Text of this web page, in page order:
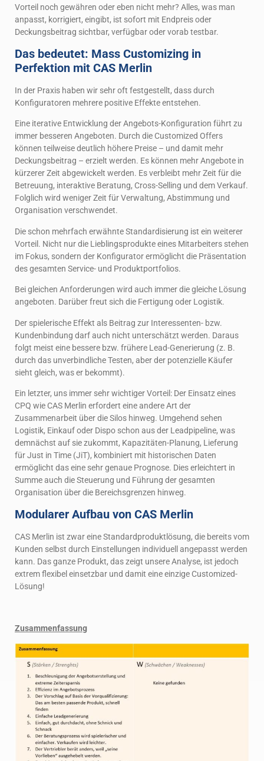
Vorteil noch gewähren oder eben nicht mehr? Alles, was man
anpasst, korrigiert, eingibt, ist sofort mit Endpreis oder
Deckungsbeitrag sichtbar, verfügbar oder vorab testbar.
Das bedeutet: Mass Customizing in
Perfektion mit CAS Merlin
In der Praxis haben wir sehr oft festgestellt, dass durch
Konfiguratoren mehrere positive Effekte entstehen.
Eine iterative Entwicklung der Angebots-Konfiguration führt zu
immer besseren Angeboten. Durch die Customized Offers
können teilweise deutlich höhere Preise – und damit mehr
Deckungsbeitrag – erzielt werden. Es können mehr Angebote in
kürzerer Zeit abgewickelt werden. Es verbleibt mehr Zeit für die
Betreuung, interaktive Beratung, Cross-Selling und dem Verkauf.
Folglich wird weniger Zeit für Verwaltung, Abstimmung und
Organisation verschwendet.
Die schon mehrfach erwähnte Standardisierung ist ein weiterer
Vorteil. Nicht nur die Lieblingsprodukte eines Mitarbeiters stehen
im Fokus, sondern der Konfigurator ermöglicht die Präsentation
des gesamten Service- und Produktportfolios.
Bei gleichen Anforderungen wird auch immer die gleiche Lösung
angeboten. Darüber freut sich die Fertigung oder Logistik.
Der spielerische Effekt als Beitrag zur Interessenten- bzw.
Kundenbindung darf auch nicht unterschätzt werden. Daraus
folgt meist eine bessere bzw. frühere Lead-Generierung (z. B.
durch das unverbindliche Testen, aber der potenzielle Käufer
sieht gleich, was er bekommt).
Ein letzter, uns immer sehr wichtiger Vorteil: Der Einsatz eines
CPQ wie CAS Merlin erfordert eine andere Art der
Zusammenarbeit über die Silos hinweg. Umgehend sehen
Logistik, Einkauf oder Dispo schon aus der Leadpipeline, was
demnächst auf sie zukommt, Kapazitäten-Planung, Lieferung
für Just in Time (JiT), kombiniert mit historischen Daten
ermöglicht das eine sehr genaue Prognose. Dies erleichtert in
Summe auch die Steuerung und Führung der gesamten
Organisation über die Bereichsgrenzen hinweg.
Modularer Aufbau von CAS Merlin
CAS Merlin ist zwar eine Standardproduktlösung, die bereits vom
Kunden selbst durch Einstellungen individuell angepasst werden
kann. Das ganze Produkt, das zeigt unsere Analyse, ist jedoch
extrem flexibel einsetzbar und damit eine einzige Customized-
Lösung!
Zusammenfassung